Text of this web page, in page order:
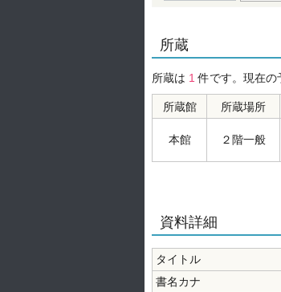
所蔵
所蔵は 1 件です。現在の
所蔵館 所蔵場所
本館 ２階一般
資料詳細
タイトル
書名カナ